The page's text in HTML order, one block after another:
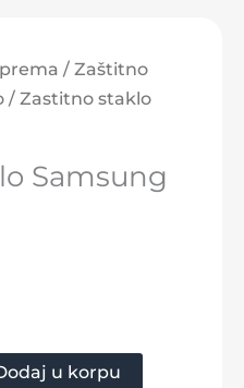
/ Zaštitno
/ Zastitno staklo
Samsung
u korpu